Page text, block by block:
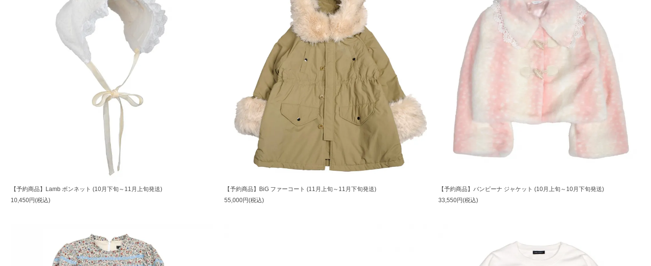
【予約商品】Lamb ボンネット (10月下旬～11月上旬発送)
10,450円(税込)
【予約商品】BiG ファーコート (11月上旬～11月下旬発送)
55,000円(税込)
【予約商品】バンビーナ ジャケット (10月上旬～10月下旬発送)
33,550円(税込)